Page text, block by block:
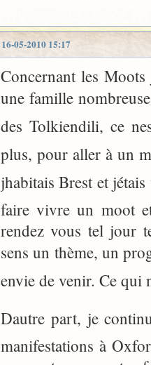
16-05-2010 15:17
Concernant les
une famille
des Tolkiendili, ce
plus, pour aller à un
jhabitais Brest et
faire vivre un moot
rendez vous tel jour
sens un thème, un
envie de venir. Ce qui
Dautre part, je
manifestations à